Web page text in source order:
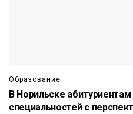
Образование
В Норильске
специальностей с